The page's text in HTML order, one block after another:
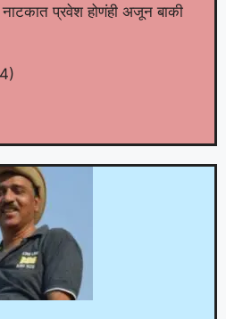
प्रवेश होणंही अजून बाकी